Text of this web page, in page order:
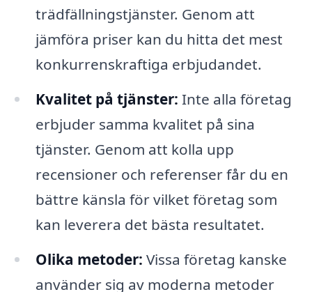
trädfällningstjänster. Genom att
jämföra priser kan du hitta det mest
konkurrenskraftiga erbjudandet.
Kvalitet på tjänster: Inte alla företag
erbjuder samma kvalitet på sina
tjänster. Genom att kolla upp
recensioner och referenser får du en
bättre känsla för vilket företag som
kan leverera det bästa resultatet.
Olika metoder: Vissa företag kanske
använder sig av moderna metoder